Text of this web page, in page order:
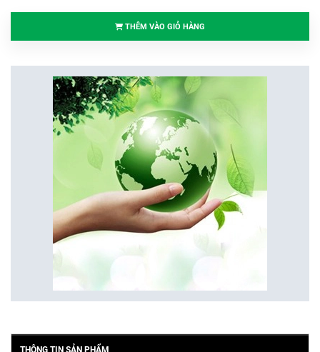
THÊM VÀO GIỎ HÀNG
THÔNG TIN SẢN PHẨM